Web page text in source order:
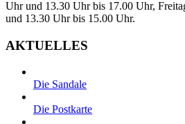
Uhr und 13.30 Uhr bis 17.00 Uhr,
und 13.30 Uhr bis 15.00 Uhr.
AKTUELLES
Die Sandale
Die Postkarte